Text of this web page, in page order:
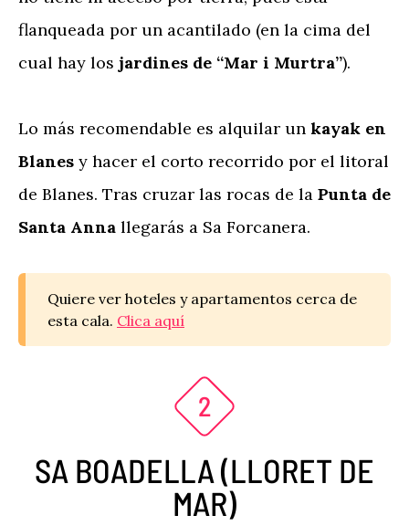
flanqueada por un acantilado (en la cima del
cual hay los jardines de “Mar i Murtra”).
Lo más recomendable es alquilar un kayak en
Blanes y hacer el corto recorrido por el litoral
de Blanes. Tras cruzar las rocas de la Punta de
Santa Anna llegarás a Sa Forcanera.
Quiere ver hoteles y apartamentos cerca de
esta cala. Clica aquí
SA BOADELLA (LLORET DE
MAR)